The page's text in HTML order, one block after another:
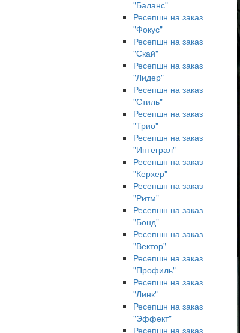
"Баланс"
Ресепшн на заказ
"Фокус"
Ресепшн на заказ
"Скай"
Ресепшн на заказ
"Лидер"
Ресепшн на заказ
"Стиль"
Ресепшн на заказ
"Трио"
Ресепшн на заказ
"Интеграл"
Ресепшн на заказ
"Керхер"
Ресепшн на заказ
"Ритм"
Ресепшн на заказ
"Бонд"
Ресепшн на заказ
"Вектор"
Ресепшн на заказ
"Профиль"
Ресепшн на заказ
"Линк"
Ресепшн на заказ
"Эффект"
Ресепшн на заказ